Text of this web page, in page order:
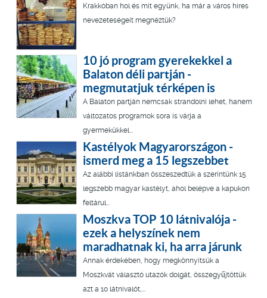
Krakkóban hol és mit együnk, ha már a város híres
nevezeteségeit megnéztük?
10 jó program gyerekekkel a
Balaton déli partján -
megmutatjuk térképen is
A Balaton partján nemcsak strandolni lehet, hanem
változatos programok sora is várja a
gyermekükkel...
Kastélyok Magyarországon -
ismerd meg a 15 legszebbet
Az alábbi listánkban összeszedtük a szerintünk 15
legszebb magyar kastélyt, ahol belépve a kapukon
feltárul...
Moszkva TOP 10 látnivalója -
ezek a helyszínek nem
maradhatnak ki, ha arra járunk
Annak érdekében, hogy megkönnyítsük a
Moszkvát választó utazók dolgát, összegyűjtöttük
azt a 10 látnivalót,...